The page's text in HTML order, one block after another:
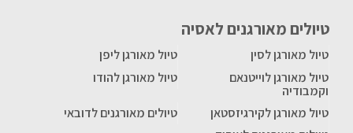
טיולים מאורגנים לאסיה
טיול מאורגן לסין
טיול מאורגן ליפן
טיול מאורגן לוייטנאם
וקמבודיה
טיול מאורגן להודו
טיול מאורגן לקירגיזסטאן
טיולים מאורגנים לדובאי